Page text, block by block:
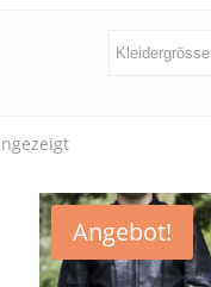
Nach
sortiert
Angebot!